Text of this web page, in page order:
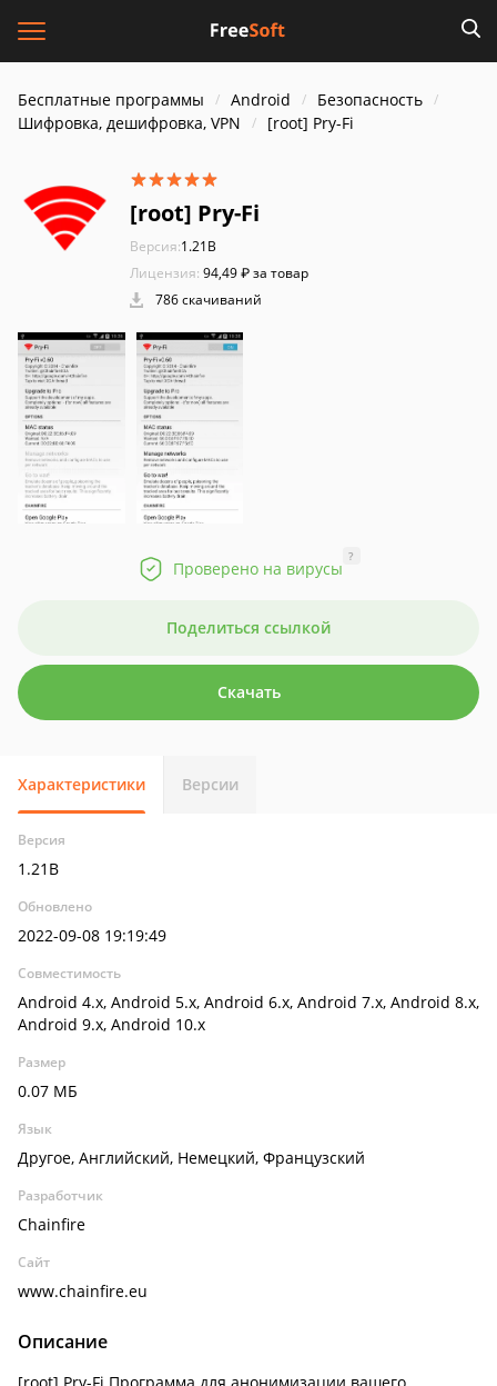
Бесплатные программы Android
Безопасность
Шифровка, дешифровка, VPN
[root] Pry-Fi
[root] Pry-Fi
Версия:1.21B
Лицензия: 94,49 ₽ за товар
786 скачиваний
Проверено на вирусы
?
Поделиться ссылкой
Скачать
Характеристики Версии
Версия
1.21B
Обновлено
2022-09-08 19:19:49
Совместимость
Android 4.x, Android 5.x, Android 6.x, Android 7.x, Android 8.x,
Android 9.x, Android 10.x
Размер
0.07 МБ
Язык
Другое, Английский, Немецкий, Французский
Разработчик
Chainfire
Сайт
www.chainfire.eu
Описание